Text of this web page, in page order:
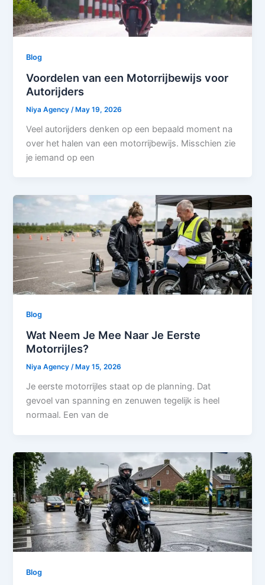
Blog
Voordelen van een Motorrijbewijs voor
Autorijders
Niya Agency /May 19, 2026
Veel autorijders denken op een bepaald moment na
over het halen van een motorrijbewijs. Misschien zie
je iemand op een
Blog
Wat Neem Je Mee Naar Je Eerste
Motorrijles?
Niya Agency/ May 15, 2026
Je eerste motorrijles staat op de planning. Dat
gevoel van spanning en zenuwen tegelijk is heel
normaal. Een van de
Blog